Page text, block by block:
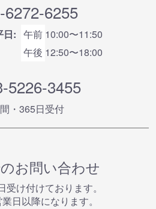
6272-6255
日: 午前 10:00〜11:50
午後 12:50〜18:00
5226-3455
・365⽇受付
お問い合わせ
受け付けております。
⽇以降になります。